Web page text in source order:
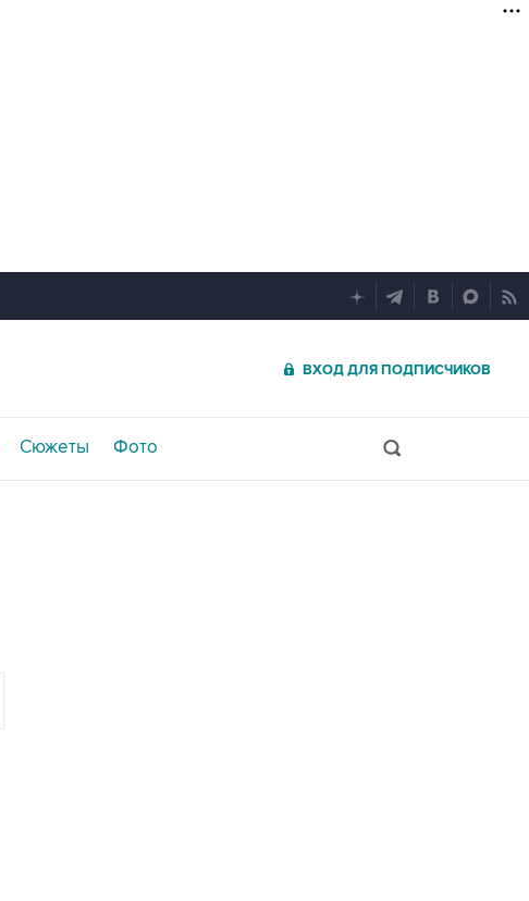
ВХОД ДЛЯ ПОДПИСЧИКОВ
Сюжеты Фото